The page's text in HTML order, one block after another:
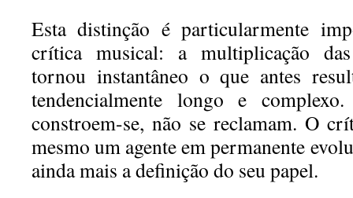
Esta distinção é particularmente
crítica musical: a multiplicação
tornou instantâneo o que antes
tendencialmente longo e
constroem-se, não se reclamam. O
mesmo um agente em permanente
ainda mais a definição do seu papel.